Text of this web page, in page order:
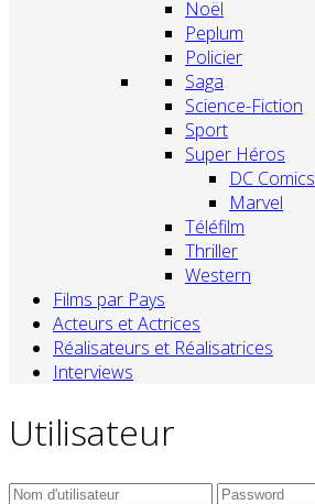
Noël
Peplum
Policier
Saga
Science-Fiction
Sport
Super Héros
DC Comics
Marvel
Téléfilm
Thriller
Western
Films par Pays
Acteurs et Actrices
Réalisateurs et Réalisatrices
Interviews
Utilisateur